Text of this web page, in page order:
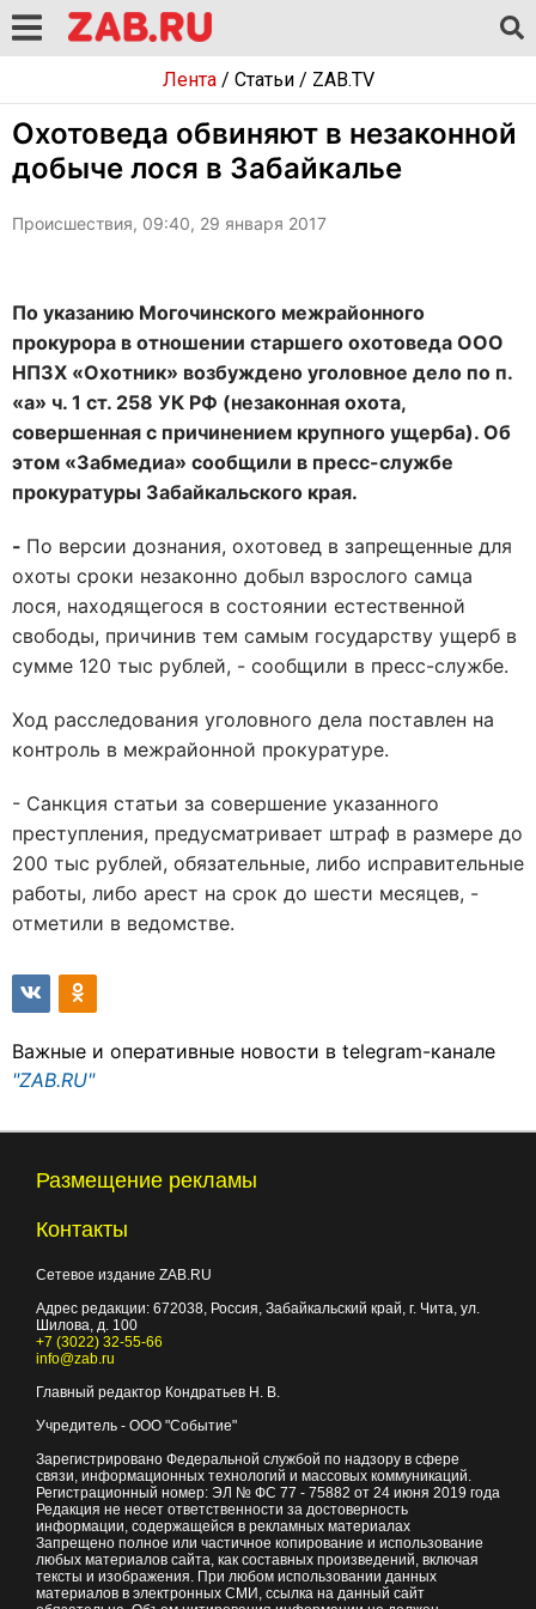
Лента/ Статьи/ ZAB.TV
Охотоведа обвиняют в незаконной
добыче лося в Забайкалье
Происшествия, 09:40, 29 января 2017
По указанию Могочинского межрайонного
прокурора в отношении старшего охотоведа ООО
НПЗХ «Охотник» возбуждено уголовное дело по п.
«а» ч. 1 ст. 258 УК РФ (незаконная охота,
совершенная с причинением крупного ущерба). Об
этом «Забмедиа» сообщили в пресс-службе
прокуратуры Забайкальского края.
- По версии дознания, охотовед в запрещенные для
охоты сроки незаконно добыл взрослого самца
лося, находящегося в состоянии естественной
свободы, причинив тем самым государству ущерб в
сумме 120 тыс рублей, - сообщили в пресс-службе.
Ход расследования уголовного дела поставлен на
контроль в межрайонной прокуратуре.
- Санкция статьи за совершение указанного
преступления, предусматривает штраф в размере до
200 тыс рублей, обязательные, либо исправительные
работы, либо арест на срок до шести месяцев, -
отметили в ведомстве.
Важные и оперативные новости в telegram-канале
"ZAB.RU"
Размещение рекламы
Контакты
Сетевое издание ZAB.RU
Адрес редакции: 672038, Россия, Забайкальский край, г. Чита, ул.
Шилова, д. 100
+7 (3022) 32-55-66
info@zab.ru
Главный редактор Кондратьев Н. В.
Учредитель - ООО "Событие"
Зарегистрировано Федеральной службой по надзору в сфере
связи, информационных технологий и массовых коммуникаций.
Регистрационный номер: ЭЛ № ФС 77 - 75882 от 24 июня 2019 года
Редакция не несет ответственности за достоверность
информации, содержащейся в рекламных материалах
Запрещено полное или частичное копирование и использование
любых материалов сайта, как составных произведений, включая
тексты и изображения. При любом использовании данных
материалов в электронных СМИ, ссылка на данный сайт